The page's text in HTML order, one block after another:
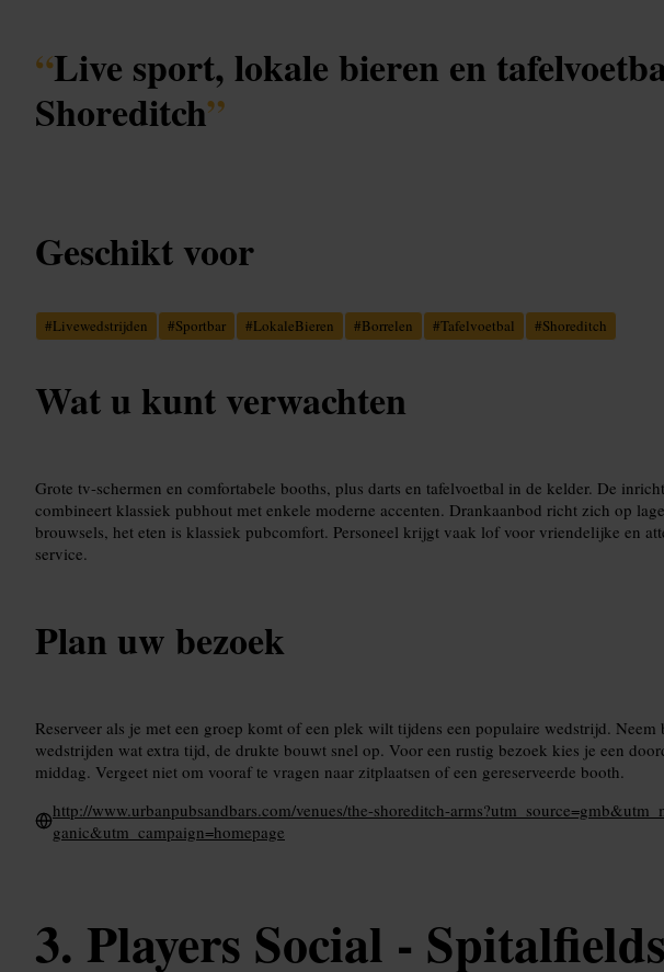
“Live sport, lokale bieren en
Shoreditch”
Geschikt voor
#Livewedstrijden #Sportbar #LokaleBieren #Borrelen #Tafelvoetbal #Shoreditch
Wat u kunt verwachten
Grote tv-schermen en comfortabele booths, plus darts en tafelvoetbal in de kelder. De
combineert klassiek pubhout met enkele moderne accenten. Drankaanbod richt zich op
brouwsels, het eten is klassiek pubcomfort. Personeel krijgt vaak lof voor vriendelijke en
service.
Plan uw bezoek
Reserveer als je met een groep komt of een plek wilt tijdens een populaire wedstrijd. Neem
wedstrijden wat extra tijd, de drukte bouwt snel op. Voor een rustig bezoek kies je een
middag. Vergeet niet om vooraf te vragen naar zitplaatsen of een gereserveerde booth.
http://www.urbanpubsandbars.com/venues/the-shoreditch-
ganic&utm_campaign=homepage
Players Social - Spitalfields